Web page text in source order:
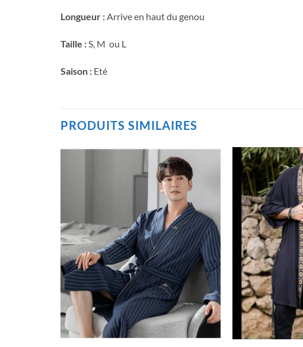
Longueur :Arrive en hautdu genou
Taille :S, M ou L
Saison : Eté
PRODUITS SIMILAIRES